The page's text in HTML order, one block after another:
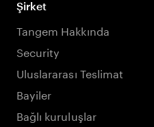
Şirket
Tangem Hakkında
Security
Uluslararası Teslimat
Bayiler
Bağlı kuruluşlar